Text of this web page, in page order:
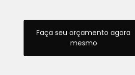
Faça seu orçamento agora
mesmo